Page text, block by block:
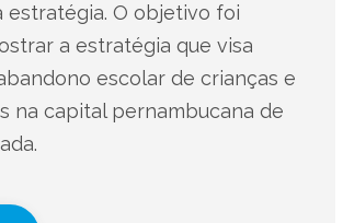
estratégia. O objetivo foi
a estratégia que visa
escolar de crianças e
na capital pernambucana de